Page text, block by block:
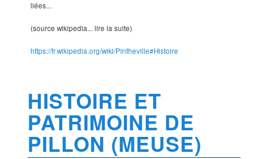
liées...
(source wikipedia... lire la suite)
https://fr.wikipedia.org/wiki/Pintheville#Histoire
HISTOIRE ET
PATRIMOINE DE
PILLON (MEUSE)